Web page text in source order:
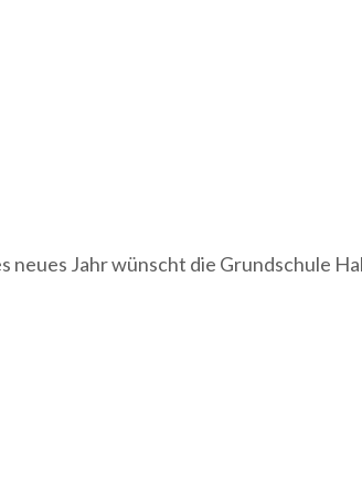
Jahr wünscht die Grundschule